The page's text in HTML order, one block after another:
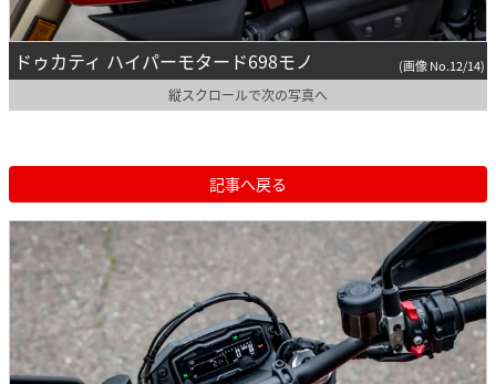
ドゥカティ ハイパーモタード698モノ (画像 No.12/14)
縦スクロールで次の写真へ
記事へ戻る